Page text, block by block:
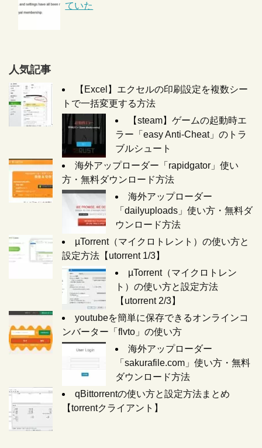
ていた
人気記事
【Excel】エクセルの印刷設定を複数シー
トで一括変更する方法
【steam】ゲームの起動時エ
ラー「easy Anti-Cheat」のトラ
ブルシュート
海外アップローダー「rapidgator」使い
方・無料ダウンロード方法
海外アップローダー
「dailyuploads」使い方・無料ダ
ウンロード方法
µTorrent（マイクロトレント）の使い方と
設定方法【utorrent 1/3】
µTorrent（マイクロトレン
ト）の使い方と設定方法
【utorrent 2/3】
youtubeを簡単に保存できるオンラインコ
ンバーター「flvto」の使い方
海外アップローダー
「sakurafile.com」使い方・無料
ダウンロード方法
qBittorrentの使い方と設定方法まとめ
【torrentクライアント】